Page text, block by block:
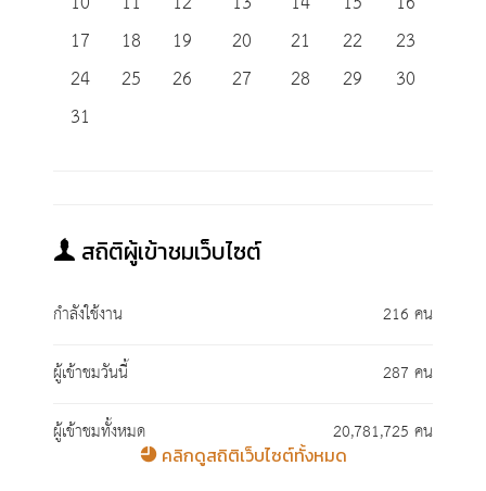
17
18 19 20 21 22
23
24
25 26 27 28 29
30
31
สถิติผู้เข้าชมเว็บไซต์
กำลังใช้งาน
216 คน
ผู้เข้าชมวันนี้
287 คน
ผู้เข้าชมทั้งหมด
20,781,725 คน
คลิกดูสถิติเว็บไซต์ทั้งหมด